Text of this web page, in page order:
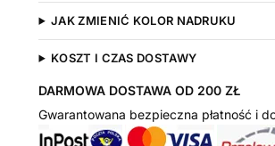
JAK ZMIENIĆ KOLOR NADRUKU
KOSZT I CZAS DOSTAWY
DARMOWA DOSTAWA OD 200 ZŁ
Gwarantowana bezpieczna płatność i